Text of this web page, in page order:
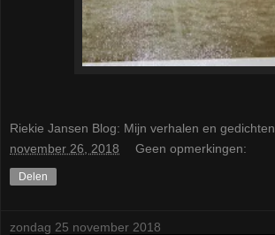
Riekie Jansen Blog: Mijn verhalen en gedichten
november 26, 2018
Geen opmerkingen:
Delen
zondag 25 november 2018